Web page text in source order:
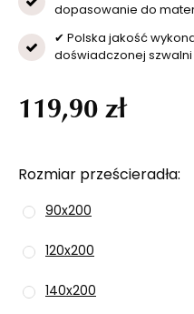
dopasowanie do
✔ Polska jakość
doświadczonej szwalni
Rozmiar prześcieradła
90x200
120x200
140x200
119,90 zł